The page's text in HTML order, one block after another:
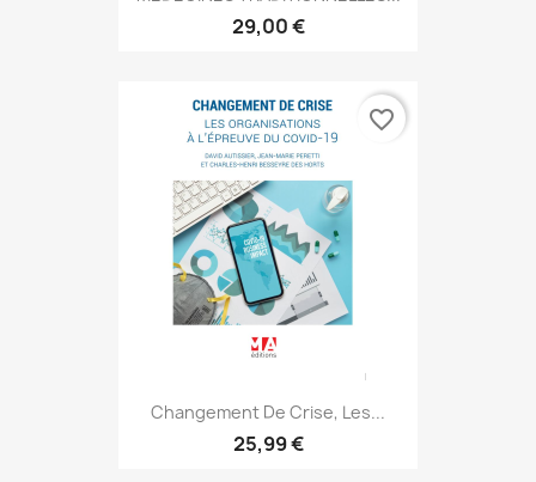
29,00 €
Changement De Crise, Les...
25,99 €
favorite_border